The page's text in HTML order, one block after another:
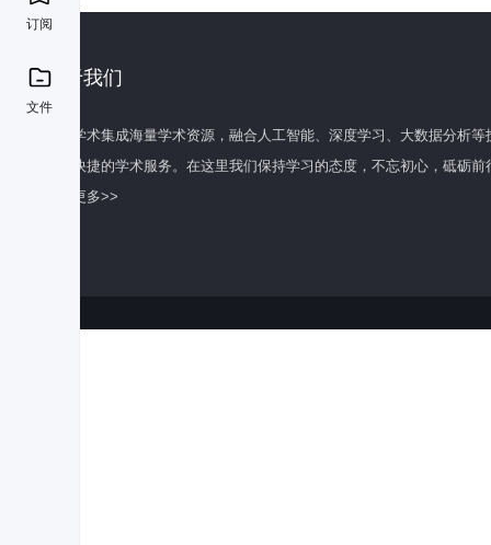
订阅
文件
关于我们
百度学术集成海量学术资源，融合人工智能、深度学习、大数据分析
全面快捷的学术服务。在这里我们保持学习的态度，不忘初心，砥砺前
了解更多>>